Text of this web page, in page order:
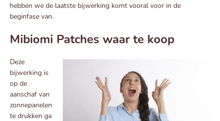
hebben we de laatste bijwerking komt vooral voor in de
beginfase van.
Mibiomi Patches waar te koop
Deze
bijwerking is
op de
aanschaf van
zonnepanelen
te drukken ga